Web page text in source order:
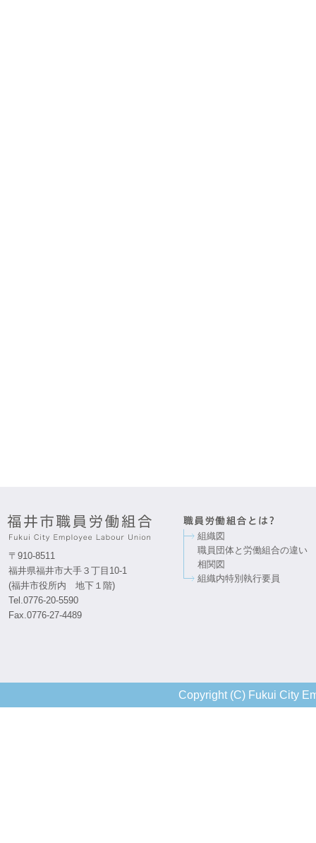
〒910-8511
福井県福井市大手３丁目10-1
(福井市役所内 地下１階)
Tel.0776-20-5590
Fax.0776-27-4489
組織図
職員団体と労働組合の違い
相関図
組織内特別執行要員
Copyright (C) Fukui City